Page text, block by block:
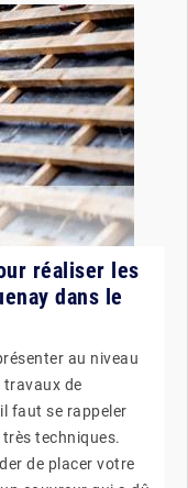
réaliser les
dans le
au niveau
de
faut se rappeler
techniques.
de placer votre